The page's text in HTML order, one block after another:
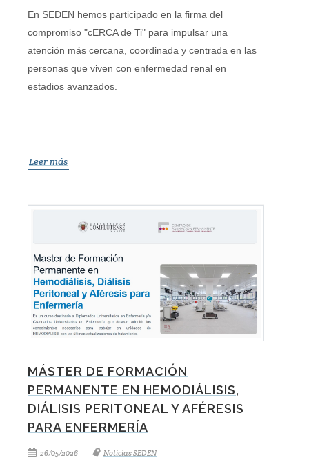
En SEDEN hemos participado en la firma del
compromiso "cERCA de Ti" para impulsar una
atención más cercana, coordinada y centrada en las
personas que viven con enfermedad renal en
estadios avanzados.
Leer más
MÁSTER DE FORMACIÓN
PERMANENTE EN HEMODIÁLISIS,
DIÁLISIS PERITONEAL Y AFÉRESIS
PARA ENFERMERÍA
26/05/2026 Noticias SEDEN